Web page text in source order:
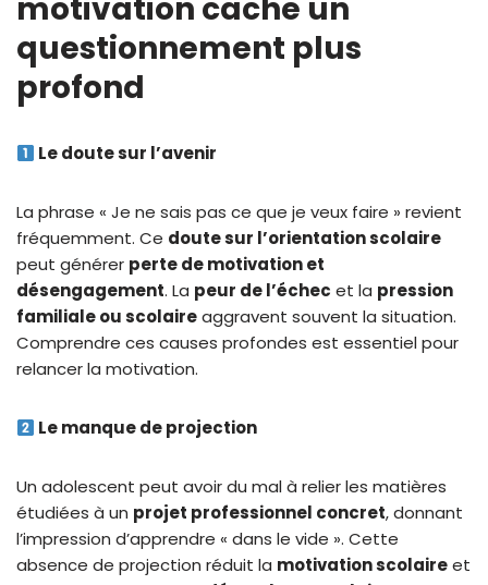
motivation cache un
questionnement plus
profond
Le doute sur l’avenir
La phrase « Je ne sais pas ce que je veux faire » revient
fréquemment. Ce doute sur l’orientation scolaire
peut générer perte de motivation et
désengagement. La peur de l’échec et la pression
familiale ou scolaireaggravent souvent la situation.
Comprendre ces causes profondes est essentiel pour
relancer la motivation.
Le manque de projection
Un adolescent peut avoir du mal à relier les matières
étudiées à un projet professionnel concret, donnant
l’impression d’apprendre « dans le vide ». Cette
absence de projection réduit la motivation scolaireet